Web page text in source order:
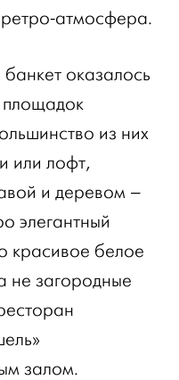
ретро-атмосфера.
оказалось
из них
или лофт,
и деревом –
элегантный
красивое белое
не загородные
залом.